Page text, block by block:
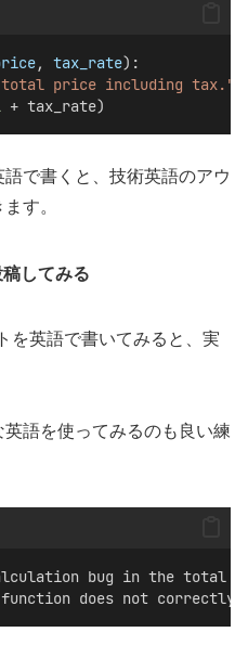
, tax_rate):
total price including
+ tax_rate)
で書くと、技術英語のアウ
す。
してみる
を英語で書いてみると、実
語を使ってみるのも良い練
bug in the total
does not